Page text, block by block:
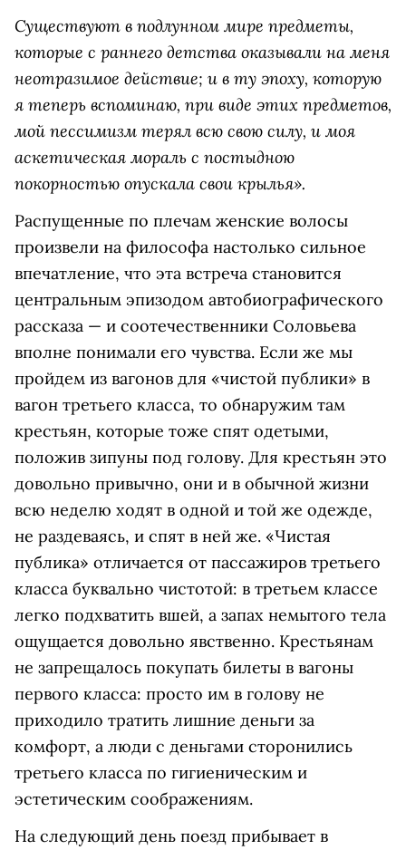
Существуют в подлунном мире предметы,
которые с раннего детства оказывали на меня
неотразимое действие; и в ту эпоху, которую
я теперь вспоминаю, при виде этих предметов,
мой пессимизм терял всю свою силу, и моя
аскетическая мораль с постыдною
покорностью опускала свои крылья».
Распущенные по плечам женские волосы
произвели на философа настолько сильное
впечатление, что эта встреча становится
центральным эпизодом автобиографического
рассказа — и соотечественники Соловьева
вполне понимали его чувства. Если же мы
пройдем из вагонов для «чистой публики» в
вагон третьего класса, то обнаружим там
крестьян, которые тоже спят одетыми,
положив зипуны под голову. Для крестьян это
довольно привычно, они и в обычной жизни
всю неделю ходят в одной и той же одежде,
не раздеваясь, и спят в ней же. «Чистая
публика» отличается от пассажиров третьего
класса буквально чистотой: в третьем классе
легко подхватить вшей, а запах немытого тела
ощущается довольно явственно. Крестьянам
не запрещалось покупать билеты в вагоны
первого класса: просто им в голову не
приходило тратить лишние деньги за
комфорт, а люди с деньгами сторонились
третьего класса по гигиеническим и
эстетическим соображениям.
На следующий день поезд прибывает в